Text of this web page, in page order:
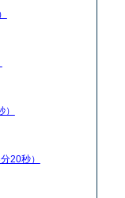
分20秒）